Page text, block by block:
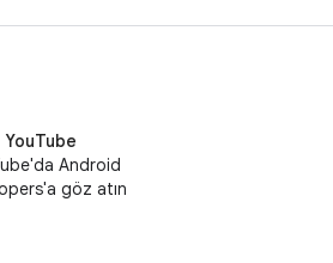
YouTube
Android
göz atın